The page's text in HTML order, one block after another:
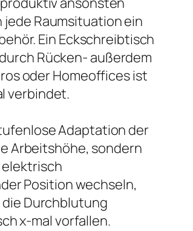
Raumsituation ein
Ein Eckschreibtisch
Rücken- außerdem
oder Homeoffices ist
verbindet.
Adaptation der
Arbeitshöhe, sondern
Position wechseln,
Durchblutung
x-mal vorfallen.